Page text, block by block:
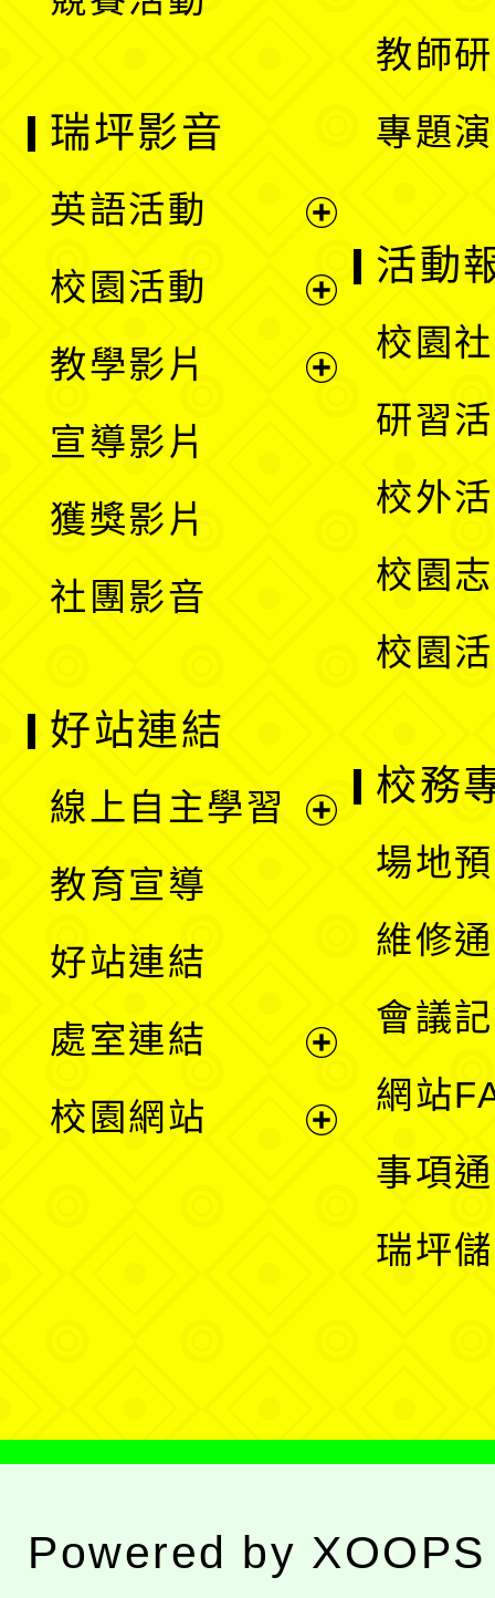
教師
專題
瑞坪影音
英語活動
選
校園活動
教學影片
宣導影片
獲獎影片
社團影音
活動
校園
研習
校外
校園
校園
好站連結
線上自主學習
單
教育宣導
好站連結
處室連結
校園網站
校務
場地
維修
會議
網站
事項
瑞坪
Powered by XOOPS